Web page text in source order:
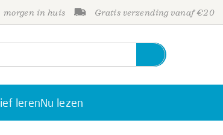
morgen in huis Gratis verzending vanaf €20
lerenNu lezen
Personen